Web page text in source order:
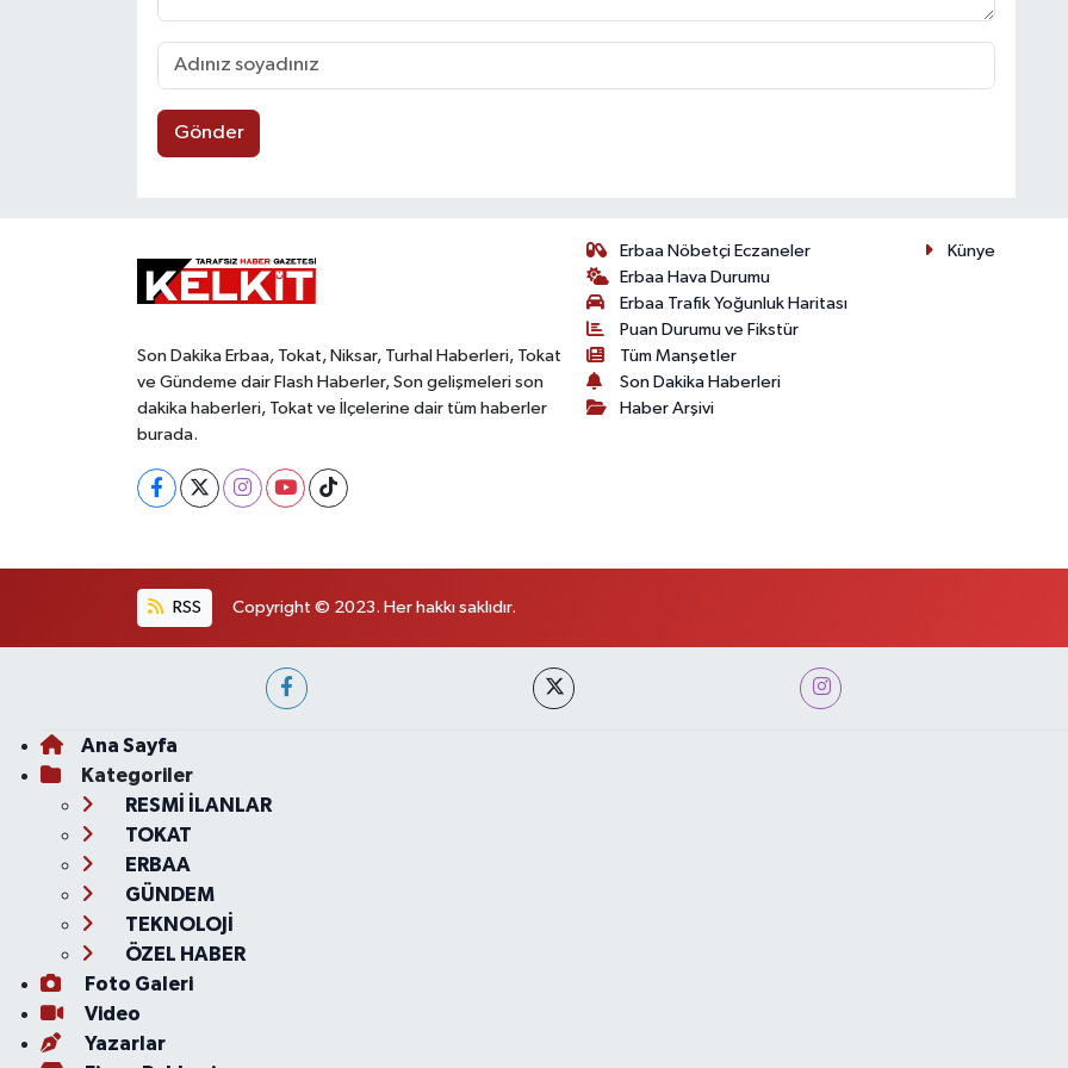
Gönder
Son Dakika Erbaa, Tokat, Niksar, Turhal Haberleri, Tokat
ve Gündeme dair Flash Haberler, Son gelişmeleri son
dakika haberleri, Tokat ve İlçelerine dair tüm haberler
burada.
Erbaa Nöbetçi Eczaneler
Erbaa Hava Durumu
Erbaa Trafik Yoğunluk Haritası
Puan Durumu ve Fikstür
Tüm Manşetler
Son Dakika Haberleri
Haber Arşivi
Künye
RSS Copyright © 2023. Her hakkı saklıdır.
Ana Sayfa
Kategoriler
RESMİ İLANLAR
TOKAT
ERBAA
GÜNDEM
TEKNOLOJİ
ÖZEL HABER
Foto Galeri
Video
Yazarlar